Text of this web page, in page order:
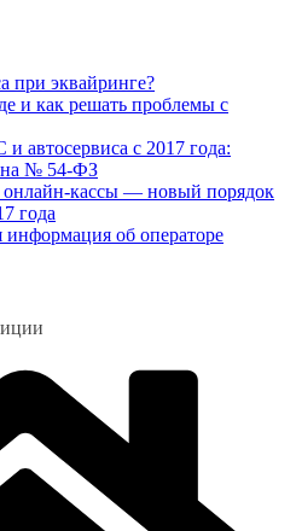
при эквайринге?
и как решать проблемы с
автосервиса с 2017 года:
№ 54-ФЗ
онлайн-кассы — новый порядок
года
об операторе